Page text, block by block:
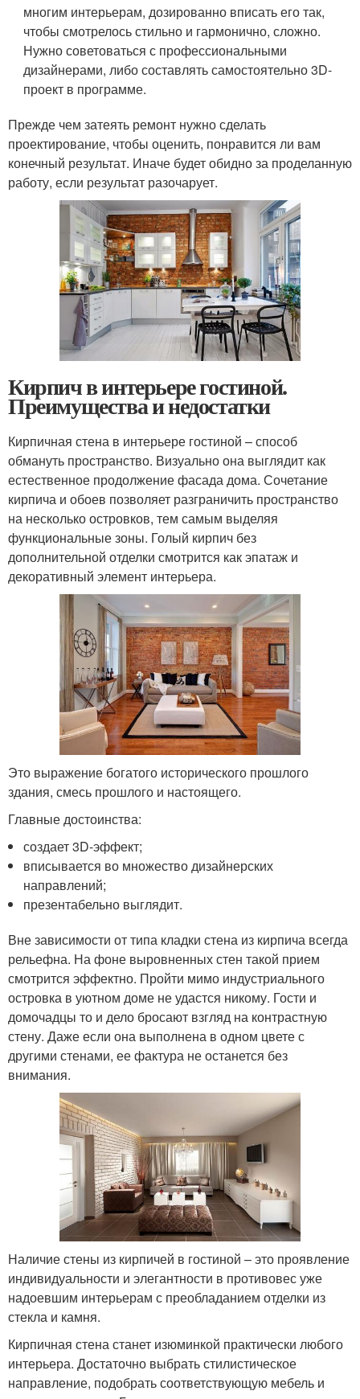
многим интерьерам, дозированно вписать его так,
чтобы смотрелось стильно и гармонично, сложно.
Нужно советоваться с профессиональными
дизайнерами, либо составлять самостоятельно 3D-
проект в программе.
Прежде чем затеять ремонт нужно сделать
проектирование, чтобы оценить, понравится ли вам
конечный результат. Иначе будет обидно за проделанную
работу, если результат разочарует.
Кирпич в интерьере гостиной.
Преимущества и недостатки
Кирпичная стена в интерьере гостиной – способ
обмануть пространство. Визуально она выглядит как
естественное продолжение фасада дома. Сочетание
кирпича и обоев позволяет разграничить пространство
на несколько островков, тем самым выделяя
функциональные зоны. Голый кирпич без
дополнительной отделки смотрится как эпатаж и
декоративный элемент интерьера.
Это выражение богатого исторического прошлого
здания, смесь прошлого и настоящего.
Главные достоинства:
создает 3D-эффект;
вписывается во множество дизайнерских
направлений;
презентабельно выглядит.
Вне зависимости от типа кладки стена из кирпича всегда
рельефна. На фоне выровненных стен такой прием
смотрится эффектно. Пройти мимо индустриального
островка в уютном доме не удастся никому. Гости и
домочадцы то и дело бросают взгляд на контрастную
стену. Даже если она выполнена в одном цвете с
другими стенами, ее фактура не останется без
внимания.
Наличие стены из кирпичей в гостиной – это проявление
индивидуальности и элегантности в противовес уже
надоевшим интерьерам с преобладанием отделки из
стекла и камня.
Кирпичная стена станет изюминкой практически любого
интерьера. Достаточно выбрать стилистическое
направление, подобрать соответствующую мебель и